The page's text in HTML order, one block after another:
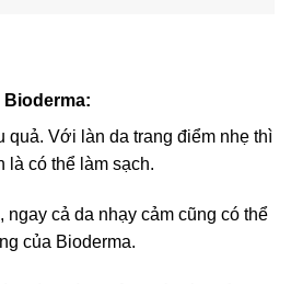
Bioderma:
quả. Với làn da trang điểm nhẹ thì
là có thể làm sạch.
cả da nhạy cảm cũng có thể
của Bioderma.